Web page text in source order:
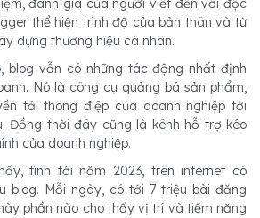
đánh giá của người viết đến với độc
thể hiện trình độ của bản thân và từ
dựng thương hiệu cá nhân.
blog vẫn có những tác động nhất định
Nó là công cụ quảng bá sản phẩm,
tải thông điệp của doanh nghiệp tới
Đồng thời đây cũng là kênh hỗ trợ kéo
của doanh nghiệp.
tính tới năm 2023, trên internet có
blog. Mỗi ngày, có tới 7 triệu bài đăng
phần nào cho thấy vị trí và tiềm năng